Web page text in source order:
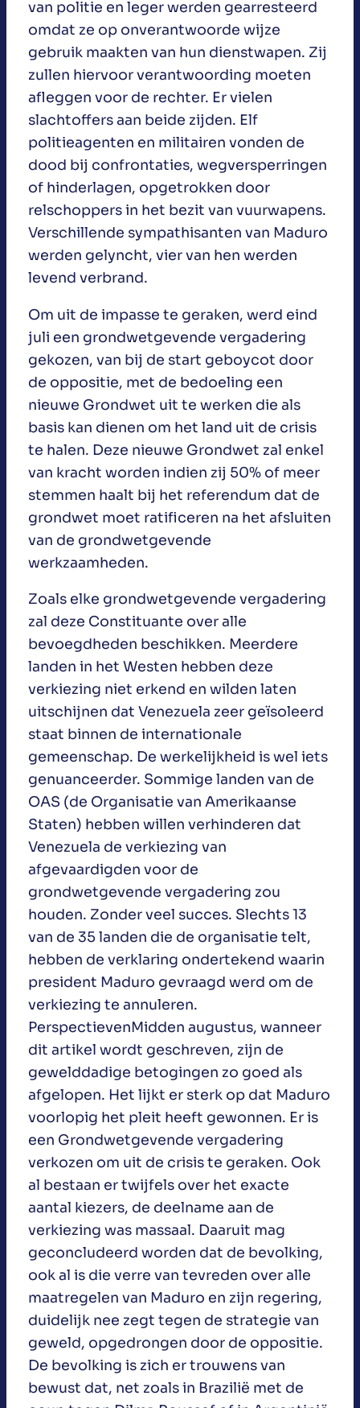
van politie en leger werden gearresteerd
omdat ze op onverantwoorde wijze
gebruik maakten van hun dienstwapen. Zij
zullen hiervoor verantwoording moeten
afleggen voor de rechter. Er vielen
slachtoffers aan beide zijden. Elf
politieagenten en militairen vonden de
dood bij confrontaties, wegversperringen
of hinderlagen, opgetrokken door
relschoppers in het bezit van vuurwapens.
Verschillende sympathisanten van Maduro
werden gelyncht, vier van hen werden
levend verbrand.
Om uit de impasse te geraken, werd eind
juli een grondwetgevende vergadering
gekozen, van bij de start geboycot door
de oppositie, met de bedoeling een
nieuwe Grondwet uit te werken die als
basis kan dienen om het land uit de crisis
te halen. Deze nieuwe Grondwet zal enkel
van kracht worden indien zij 50% of meer
stemmen haalt bij het referendum dat de
grondwet moet ratificeren na het afsluiten
van de grondwetgevende
werkzaamheden.
Zoals elke grondwetgevende vergadering
zal deze Constituante over alle
bevoegdheden beschikken. Meerdere
landen in het Westen hebben deze
verkiezing niet erkend en wilden laten
uitschijnen dat Venezuela zeer geïsoleerd
staat binnen de internationale
gemeenschap. De werkelijkheid is wel iets
genuanceerder. Sommige landen van de
OAS (de Organisatie van Amerikaanse
Staten) hebben willen verhinderen dat
Venezuela de verkiezing van
afgevaardigden voor de
grondwetgevende vergadering zou
houden. Zonder veel succes. Slechts 13
van de 35 landen die de organisatie telt,
hebben de verklaring ondertekend waarin
president Maduro gevraagd werd om de
verkiezing te annuleren.
PerspectievenMidden augustus, wanneer
dit artikel wordt geschreven, zijn de
gewelddadige betogingen zo goed als
afgelopen. Het lijkt er sterk op dat Maduro
voorlopig het pleit heeft gewonnen. Er is
een Grondwetgevende vergadering
verkozen om uit de crisis te geraken. Ook
al bestaan er twijfels over het exacte
aantal kiezers, de deelname aan de
verkiezing was massaal. Daaruit mag
geconcludeerd worden dat de bevolking,
ook al is die verre van tevreden over alle
maatregelen van Maduro en zijn regering,
duidelijk nee zegt tegen de strategie van
geweld, opgedrongen door de oppositie.
De bevolking is zich er trouwens van
bewust dat, net zoals in Brazilië met de